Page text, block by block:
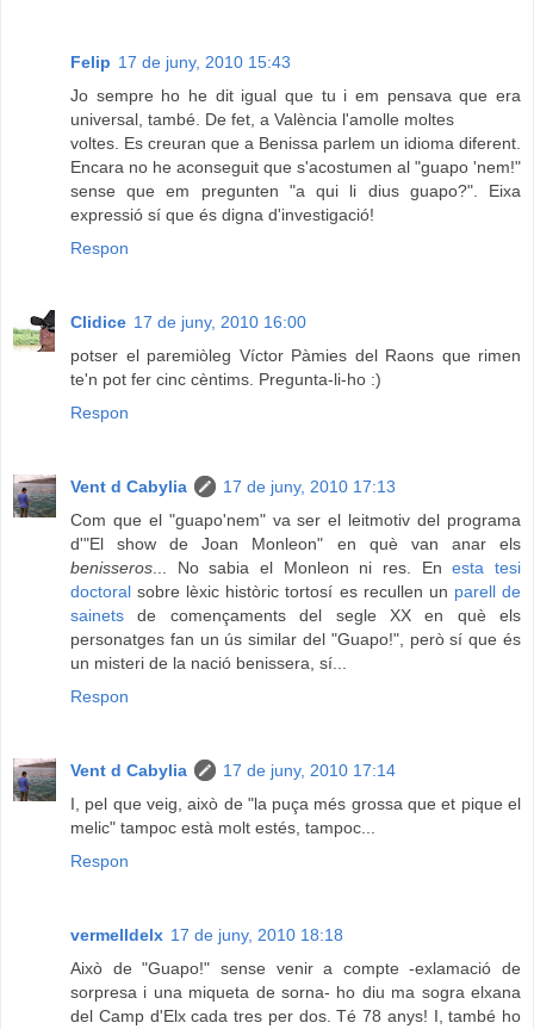
Felip 17 de juny, 2010 15:43
Jo sempre ho he dit igual que tu i em pensava que era
universal, també. De fet, a València l'amolle moltes
voltes. Es creuran que a Benissa parlem un idioma diferent.
Encara no he aconseguit que s'acostumen al "guapo 'nem!"
sense que em pregunten "a qui li dius guapo?". Eixa
expressió sí que és digna d'investigació!
Respon
Clidice 17 de juny, 2010 16:00
potser el paremiòleg Víctor Pàmies del Raons que rimen
te'n pot fer cinc cèntims. Pregunta-li-ho :)
Respon
Vent d Cabylia
17 de juny, 2010 17:13
Com que el "guapo'nem" va ser el leitmotiv del programa
d'"El show de Joan Monleon" en què van anar els
benisseros... No sabia el Monleon ni res. Enesta tesi
doctoral sobre lèxic històric tortosí es recullen un parell de
sainets de començaments del segle XX en què els
personatges fan un ús similar del "Guapo!", però sí que és
un misteri de la nació benissera, sí...
Respon
Vent d Cabylia
17 de juny, 2010 17:14
I, pel que veig, això de "la puça més grossa que et pique el
melic" tampoc està molt estés, tampoc...
Respon
vermelldelx 17 de juny, 2010 18:18
Això de "Guapo!" sense venir a compte -exlamació de
sorpresa i una miqueta de sorna- ho diu ma sogra elxana
del Camp d'Elx cada tres per dos. Té 78 anys! I, també ho